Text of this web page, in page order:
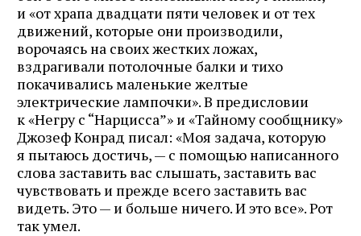
и «от храпа двадцати пяти человек и от тех
движений, которые они производили,
ворочаясь на своих жестких ложах,
вздрагивали потолочные балки и тихо
покачивались маленькие желтые
электрические лампочки». В предисловии
к «Негру с “Нарцисса”» и «Тайному сообщнику»
Джозеф Конрад писал: «Моя задача, которую
я пытаюсь достичь, — с помощью написанного
слова заставить вас слышать, заставить вас
чувствовать и прежде всего заставить вас
видеть. Это — и больше ничего. И это все». Рот
так умел.